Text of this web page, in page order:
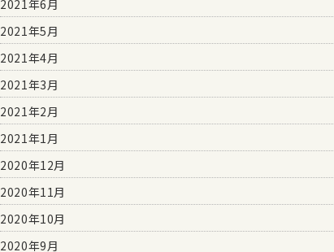
2021年6月
2021年5月
2021年4月
2021年3月
2021年2月
2021年1月
2020年12月
2020年11月
2020年10月
2020年9月